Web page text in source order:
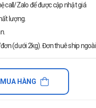
call/Zalo để được cập nhật giá
lượng.
(dưới 2kg). Đơn thuê ship
HÀNG